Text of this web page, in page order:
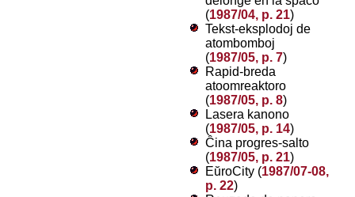
(1987/04, p. 21)
Tekst-eksplodoj de
atombomboj
(1987/05, p. 7)
Rapid-breda
atoomreaktoro
(1987/05, p. 8)
Lasera kanono
(1987/05, p. 14)
Ĉina progres-salto
(1987/05, p. 21)
EŭroCity (1987/07-08,
p. 22)